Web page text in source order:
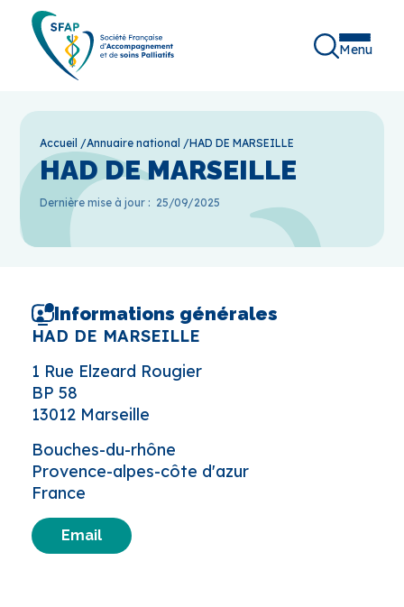
Menu
Accueil /Annuaire national /HAD DE MARSEILLE
HAD DE MARSEILLE
Dernière mise à jour : 25/09/2025
Informations générales
HAD DE MARSEILLE
1 Rue Elzeard Rougier
BP 58
13012 Marseille
Bouches-du-rhône
Provence-alpes-côte d'azur
France
Email